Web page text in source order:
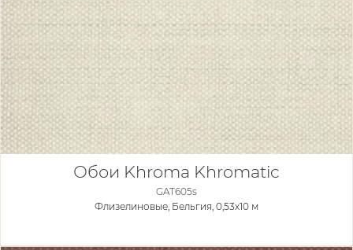
Обои Khroma Khromatic
GAT605s
Флизелиновые, Бельгия, 0,53x10 м